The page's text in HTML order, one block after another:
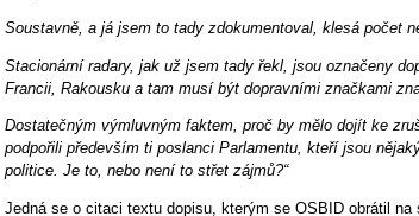
Soustavně, a já jsem to tady zdokumentoval, klesá počet
Stacionární radary, jak už jsem tady řekl, jsou označeny
Francii, Rakousku a tam musí být dopravními značkami
Dostatečným výmluvným faktem, proč by mělo dojít ke
podpořili především ti poslanci Parlamentu, kteří jsou
politice. Je to, nebo není to střet zájmů?“
Jedná se o citaci textu dopisu, kterým se OSBID obrátil na